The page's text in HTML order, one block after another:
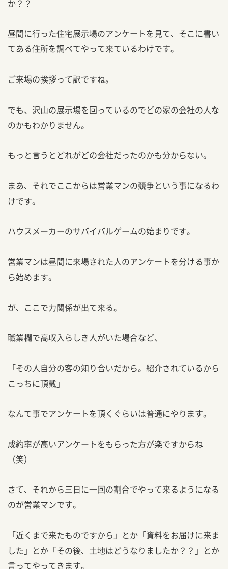
か？？
昼間に行った住宅展示場のアンケートを見て、そこに書い
てある住所を調べてやって来ているわけです。
ご来場の挨拶って訳ですね。
でも、沢山の展示場を回っているのでどの家の会社の人な
のかもわかりません。
もっと言うとどれがどの会社だったのかも分からない。
まあ、それでここからは営業マンの競争という事になるわ
けです。
ハウスメーカーのサバイバルゲームの始まりです。
営業マンは昼間に来場された人のアンケートを分ける事か
ら始めます。
が、ここで力関係が出て来る。
職業欄で高収入らしき人がいた場合など、
「その人自分の客の知り合いだから。紹介されているから
こっちに頂戴」
なんて事でアンケートを頂くぐらいは普通にやります。
成約率が高いアンケートをもらった方が楽ですからね
（笑）
さて、それから三日に一回の割合でやって来るようになる
のが営業マンです。
「近くまで来たものですから」とか「資料をお届けに来ま
した」とか「その後、土地はどうなりましたか？？」とか
言ってやってきます。